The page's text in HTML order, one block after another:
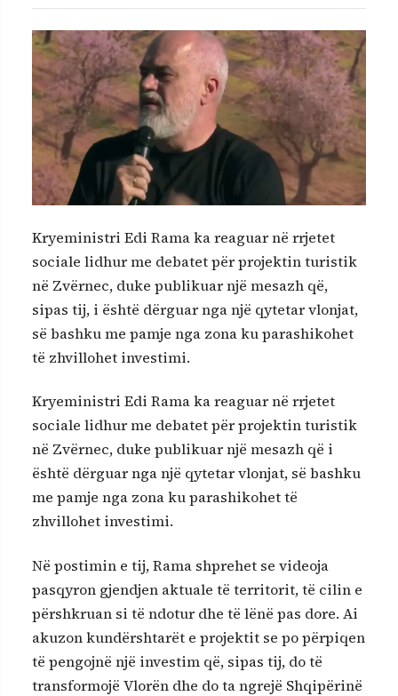
Kryeministri Edi Rama ka reaguar në rrjetet
sociale lidhur me debatet për projektin turistik
në Zvërnec, duke publikuar një mesazh që,
sipas tij, i është dërguar nga një qytetar vlonjat,
së bashku me pamje nga zona ku parashikohet
të zhvillohet investimi.
Kryeministri Edi Rama ka reaguar në rrjetet
sociale lidhur me debatet për projektin turistik
në Zvërnec, duke publikuar një mesazh që i
është dërguar nga një qytetar vlonjat, së bashku
me pamje nga zona ku parashikohet të
zhvillohet investimi.
Në postimin e tij, Rama shprehet se videoja
pasqyron gjendjen aktuale të territorit, të cilin e
përshkruan si të ndotur dhe të lënë pas dore. Ai
akuzon kundërshtarët e projektit se po përpiqen
të pengojnë një investim që, sipas tij, do të
transformojë Vlorën dhe do ta ngrejë Shqipërinë